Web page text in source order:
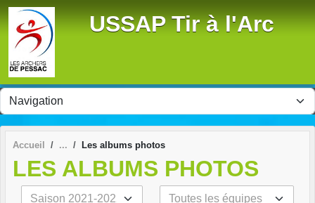
USSAP Tir à l'Arc
Accueil Les albums photos
LES ALBUMS PHOTOS
Panneau de gestion des cookies